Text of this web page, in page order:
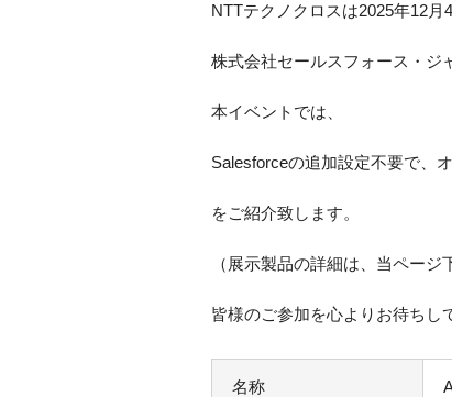
NTTテクノクロスは2025年12月
株式会社セールスフォース・ジ
本イベントでは、
Salesforceの追加設定不要で、
をご紹介致します。
（展示製品の詳細は、当ページ
皆様のご参加を心よりお待ちし
名称